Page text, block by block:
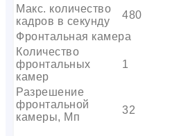
Макс. количество
кадров в секунду
480
Фронтальная камера
Количество
фронтальных
камер
1
Разрешение
фронтальной
камеры, Мп
32